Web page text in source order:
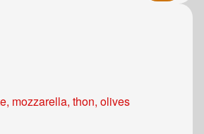
mozzarella, thon, olives